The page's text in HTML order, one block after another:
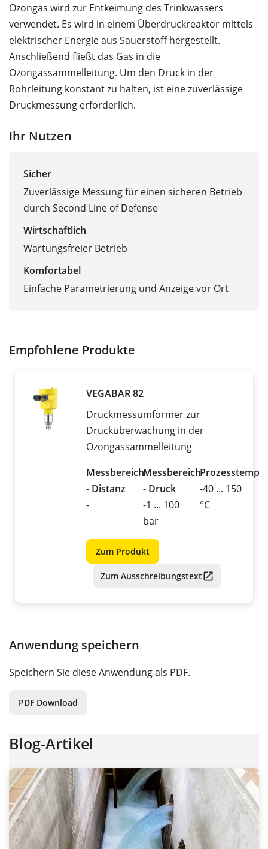
Ozongas wird zur Entkeimung des Trinkwassers
verwendet. Es wird in einem Überdruckreaktor mittels
elektrischer Energie aus Sauerstoff hergestellt.
Anschließend fließt das Gas in die
Ozongassammelleitung. Um den Druck in der
Rohrleitung konstant zu halten, ist eine zuverlässige
Druckmessung erforderlich.
Ihr Nutzen
Sicher
Zuverlässige Messung für einen sicheren Betrieb
durch Second Line of Defense
Wirtschaftlich
Wartungsfreier Betrieb
Komfortabel
Einfache Parametrierung und Anzeige vor Ort
Empfohlene Produkte
VEGABAR 82
Druckmessumformer zur
Drucküberwachung in der
Ozongassammelleitung
Messbereich
- Distanz
-
Messbereich
- Druck
-1 ... 100
bar
-40 ... 150
°C
Zum Produkt
Zum Ausschreibungstext
Anwendung speichern
Speichern Sie diese Anwendung als PDF.
PDF Download
Blog-Artikel